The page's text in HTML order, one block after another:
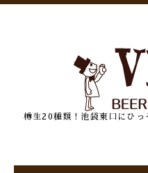
樽生20種類！池袋東口にひっ